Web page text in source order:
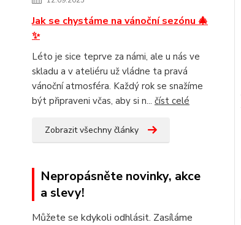
Jak se chystáme na vánoční sezónu 🎄
✨
Léto je sice teprve za námi, ale u nás ve
skladu a v ateliéru už vládne ta pravá
vánoční atmosféra. Každý rok se snažíme
být připraveni včas, aby si n... číst celé
Zobrazit všechny články
Nepropásněte novinky, akce
a slevy!
Můžete se kdykoli odhlásit. Zasíláme